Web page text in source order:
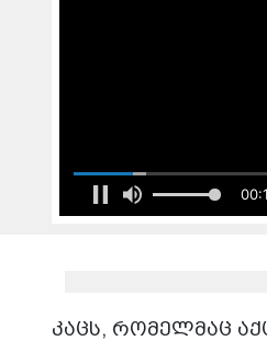
კაცს, რომელმაც